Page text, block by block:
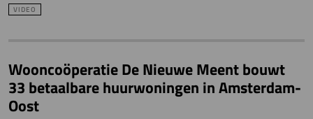
VIDEO
Wooncoöperatie De Nieuwe Meent bouwt
33 betaalbare huurwoningen in Amsterdam-
Oost